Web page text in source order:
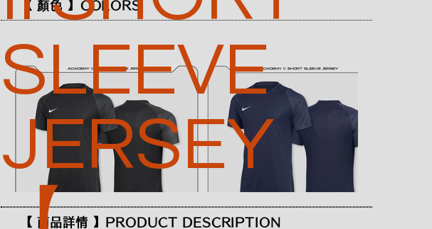
【 顏色 】COLORS
【 商品詳情 】PRODUCT DESCRIPTION
SLEEVE
JERSEY